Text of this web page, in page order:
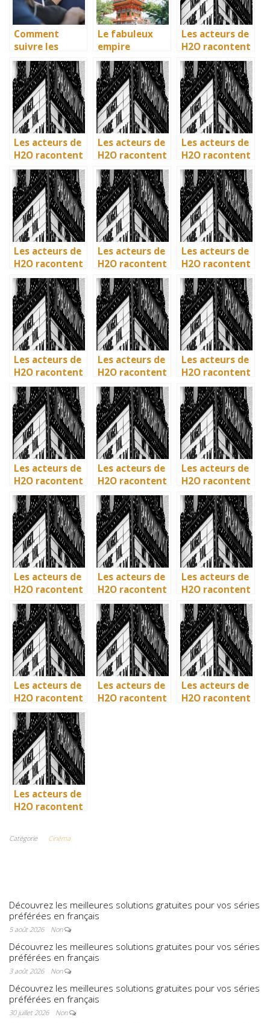
Comment
suivre les
dernieres
actualites sur
les films?
Le fabuleux
empire
japonais et son
histoire
Les acteurs de
H2O racontent
: comment l’ile
de Mako a pris
vie en
Australie
Les acteurs de
H2O racontent
: comment l’ile
de Mako a pris
vie en
Australie
Les acteurs de
H2O racontent
: comment l’ile
de Mako a pris
vie en
Australie
Les acteurs de
H2O racontent
: comment l’ile
de Mako a pris
vie en
Australie
Les acteurs de
H2O racontent
: comment l’ile
de Mako a pris
vie en
Australie
Les acteurs de
H2O racontent
: comment l’ile
de Mako a pris
vie en
Australie
Les acteurs de
H2O racontent
: comment l’ile
de Mako a pris
vie en
Australie
Les acteurs de
H2O racontent
: comment l’ile
de Mako a pris
vie en
Australie
Les acteurs de
H2O racontent
: comment l’ile
de Mako a pris
vie en
Australie
Les acteurs de
H2O racontent
: comment l’ile
de Mako a pris
vie en
Australie
Les acteurs de
H2O racontent
: comment l’ile
de Mako a pris
vie en
Australie
Les acteurs de
H2O racontent
: comment l’île
de Mako a pris
vie en
Australie
Les acteurs de
H2O racontent
: comment l’île
de Mako a pris
vie en
Australie
Les acteurs de
H2O racontent
: comment l’île
de Mako a pris
vie en
Australie
Les acteurs de
H2O racontent
: comment l’île
de Mako a pris
vie en
Australie
Les acteurs de
H2O racontent
: comment l’île
de Mako a pris
vie en
Australie
Les acteurs de
H2O racontent
: comment l’île
de Mako a pris
vie en
Australie
Les acteurs de
H2O racontent
Les acteurs de
H2O racontent
Les acteurs de
H2O racontent
vie en
Catégorie Cinéma
Découvrez les meilleures solutions gratuites pour vos séries
préférées en français
5 août 2026 Non
Découvrez les meilleures solutions gratuites pour vos séries
préférées en français
3 août 2026 Non
Découvrez les meilleures solutions gratuites pour vos séries
préférées en français
30 juillet 2026 Non